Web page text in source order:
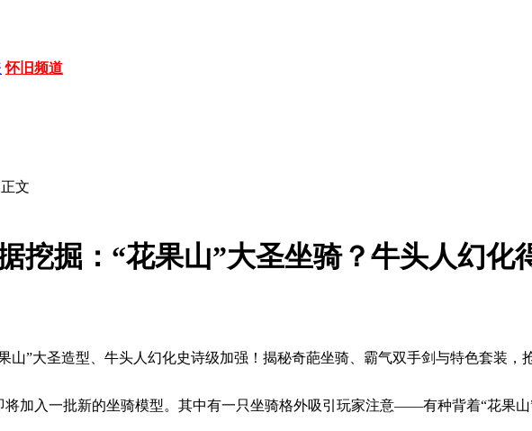
怀旧频道
正文
挖掘：“花果山”大圣坐骑？牛头人幻化
山”大圣造型、牛头人幻化史诗级加强！揭秘奇葩坐骑、霸气双手剑与特色套装，
加入一批新的坐骑模型。其中有一只坐骑格外吸引玩家注意——有种背着“花果